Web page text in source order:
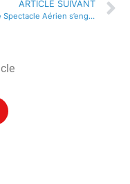
ARTICLE SUIVANT
France Spectacle Aérien s’engage pour la défense des manifestations aériennes.